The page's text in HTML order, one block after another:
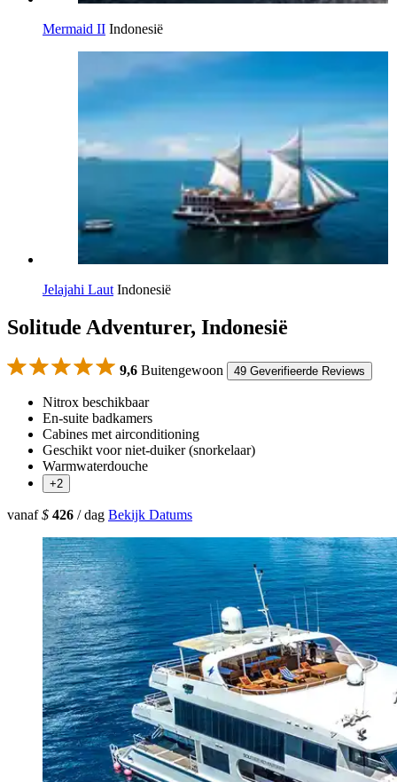
Mermaid II Indonesië
Jelajahi Laut Indonesië
Solitude Adventurer, Indonesië
9,6 Buitengewoon 49 Geverifieerde Reviews
Nitrox beschikbaar
En-suite badkamers
Cabines met airconditioning
Geschikt voor niet-duiker (snorkelaar)
Warmwaterdouche
+2
vanaf$ 426 / dag Bekijk Datums